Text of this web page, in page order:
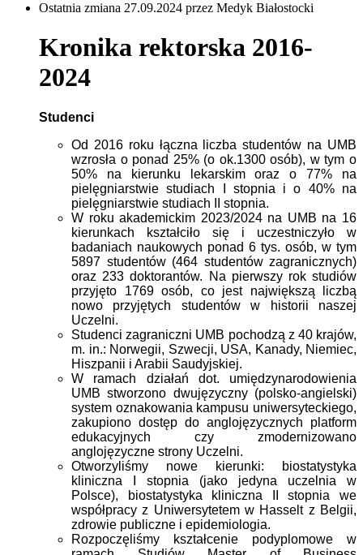
Ostatnia zmiana 27.09.2024 przez Medyk Białostocki
Kronika rektorska 2016-
2024
Studenci
Od 2016 roku łączna liczba studentów na UMB
wzrosła o ponad 25% (o ok.1300 osób), w tym o
50% na kierunku lekarskim oraz o 77% na
pielęgniarstwie studiach I stopnia i o 40% na
pielęgniarstwie studiach II stopnia.
W roku akademickim 2023/2024 na UMB na 16
kierunkach kształciło się i uczestniczyło w
badaniach naukowych ponad 6 tys. osób, w tym
5897 studentów (464 studentów zagranicznych)
oraz 233 doktorantów. Na pierwszy rok studiów
przyjęto 1769 osób, co jest największą liczbą
nowo przyjętych studentów w historii naszej
Uczelni.
Studenci zagraniczni UMB pochodzą z 40 krajów,
m. in.: Norwegii, Szwecji, USA, Kanady, Niemiec,
Hiszpanii i Arabii Saudyjskiej.
W ramach działań dot. umiędzynarodowienia
UMB stworzono dwujęzyczny (polsko-angielski)
system oznakowania kampusu uniwersyteckiego,
zakupiono dostęp do anglojęzycznych platform
edukacyjnych czy zmodernizowano
anglojęzyczne strony Uczelni.
Otworzyliśmy nowe kierunki: biostatystyka
kliniczna I stopnia (jako jedyna uczelnia w
Polsce), biostatystyka kliniczna II stopnia we
współpracy z Uniwersytetem w Hasselt z Belgii,
zdrowie publiczne i epidemiologia.
Rozpoczęliśmy
kształcenie podyplomowe w